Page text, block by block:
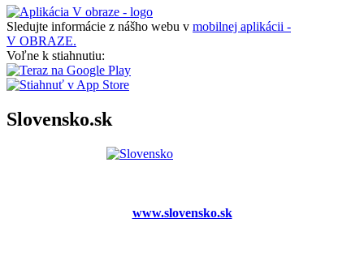
Sledujte informácie z nášho webu v mobilnej aplikácii -
V OBRAZE.
Voľne k stiahnutiu:
Slovensko.sk
www.slovensko.sk